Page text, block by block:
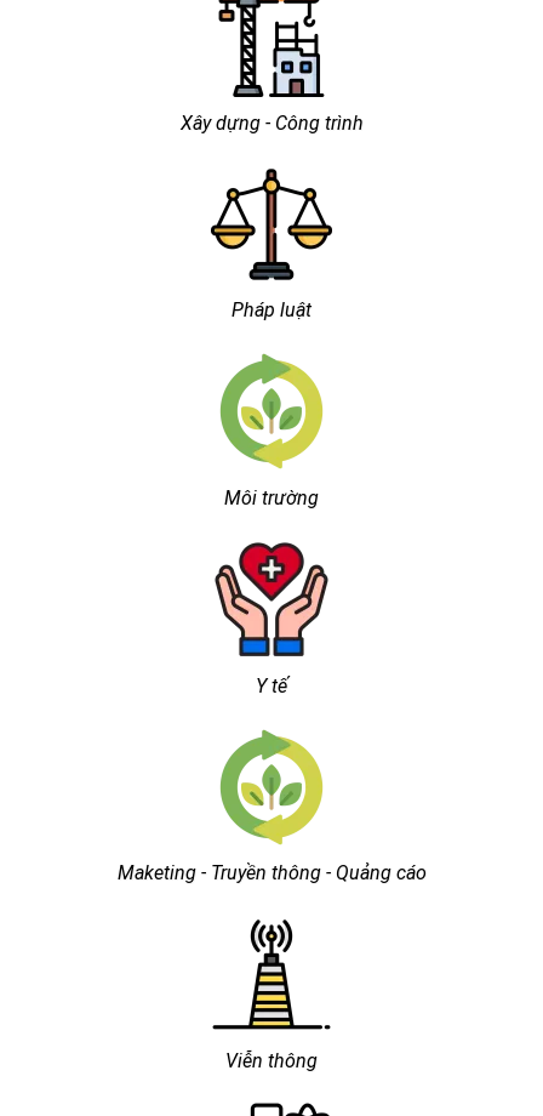
Xây dựng - Công trình
Pháp luật
Môi trường
Y tế
Maketing - Truyền thông - Quảng cáo
Viễn thông